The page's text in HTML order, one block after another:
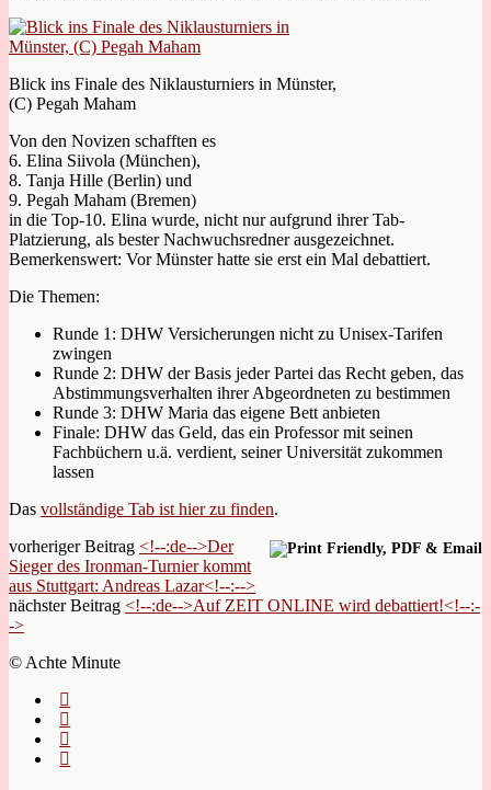
Blick ins Finale des Niklausturniers in Münster,
(C) Pegah Maham
Von den Novizen schafften es
6. Elina Siivola (München),
8. Tanja Hille (Berlin) und
9. Pegah Maham (Bremen)
in die Top-10. Elina wurde, nicht nur aufgrund ihrer Tab-
Platzierung, als bester Nachwuchsredner ausgezeichnet.
Bemerkenswert: Vor Münster hatte sie erst ein Mal debattiert.
Die Themen:
Runde 1: DHW Versicherungen nicht zu Unisex-Tarifen
zwingen
Runde 2: DHW der Basis jeder Partei das Recht geben, das
Abstimmungsverhalten ihrer Abgeordneten zu bestimmen
Runde 3: DHW Maria das eigene Bett anbieten
Finale: DHW das Geld, das ein Professor mit seinen
Fachbüchern u.ä. verdient, seiner Universität zukommen
lassen
Das vollständige Tab ist hier zu finden.
vorheriger Beitrag <!--:de-->Der
Sieger des Ironman-Turnier kommt
aus Stuttgart: Andreas Lazar<!--:-->
nächster Beitrag <!--:de-->Auf ZEIT ONLINE wird debattiert!<!--:-
->
© Achte Minute